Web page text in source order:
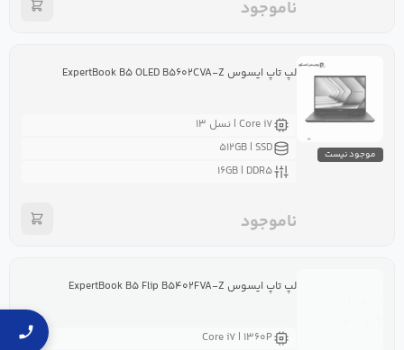
ناموجود
موجود نیست
لپ تاپ ایسوس ExpertBook B۵ OLED B۵۶۰۲CVA-Z
Core i۷ | نسل ۱۳
۵۱۲GB | SSD
۱۶GB | DDR۵
ناموجود
لپ تاپ ایسوس ExpertBook B۵ Flip B۵۴۰۲FVA-Z
Core i۷ | ۱۳۶۰P